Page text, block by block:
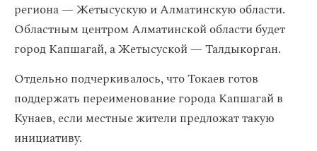
региона — Жетысускую и Алматинскую области.
Областным центром Алматинской области будет
город Капшагай, а Жетысуской — Талдыкорган.
Отдельно подчеркивалось, что Токаев готов
поддержать переименование города Капшагай в
Кунаев, если местные жители предложат такую
инициативу.